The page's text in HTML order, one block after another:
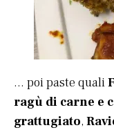
… poi paste quali
ragù di carne e
grattugiato,